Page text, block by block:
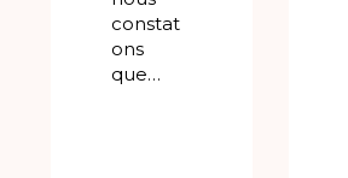
constat
ons
que…